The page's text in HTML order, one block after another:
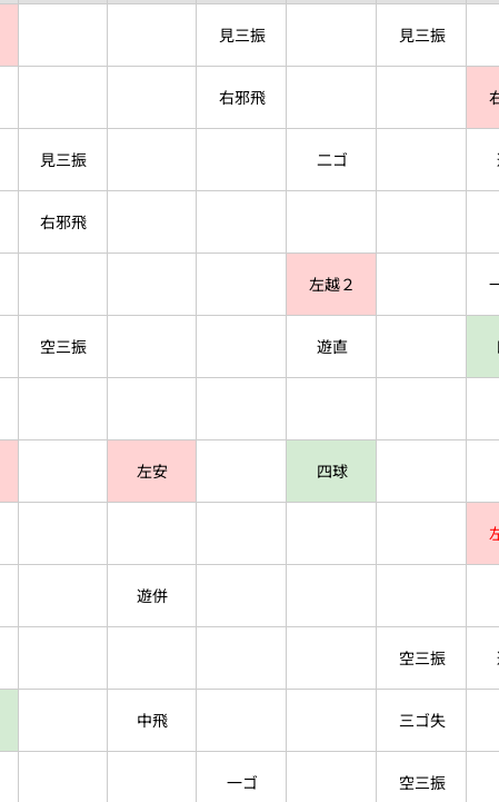
見三振 見三振
右邪飛
見三振 二ゴ
右邪飛
左越２
空三振 遊直
左安 四球
遊併
空三振
中飛 三ゴ失
一ゴ 空三振